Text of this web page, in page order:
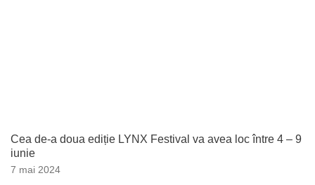
Cea de-a doua ediție LYNX Festival va avea loc între 4 – 9
iunie
7 mai 2024